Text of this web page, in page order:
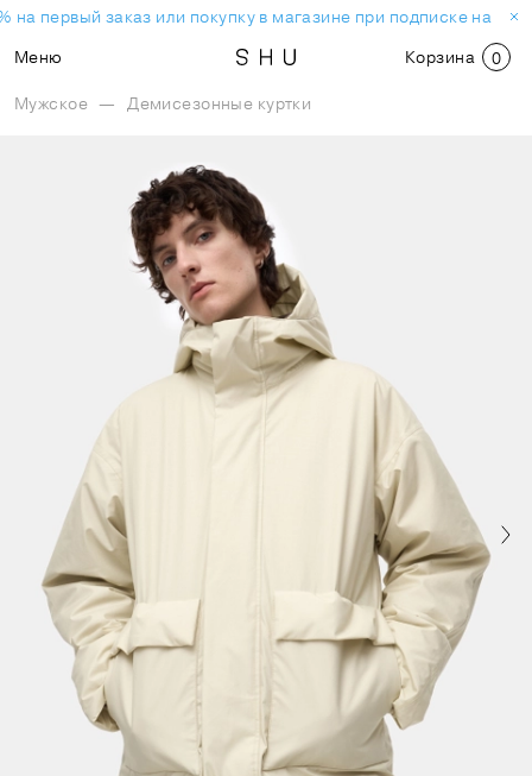
на первый заказ или покупку в магазине при подписке на
Меню
Корзина 0
Мужское — Демисезонные куртки